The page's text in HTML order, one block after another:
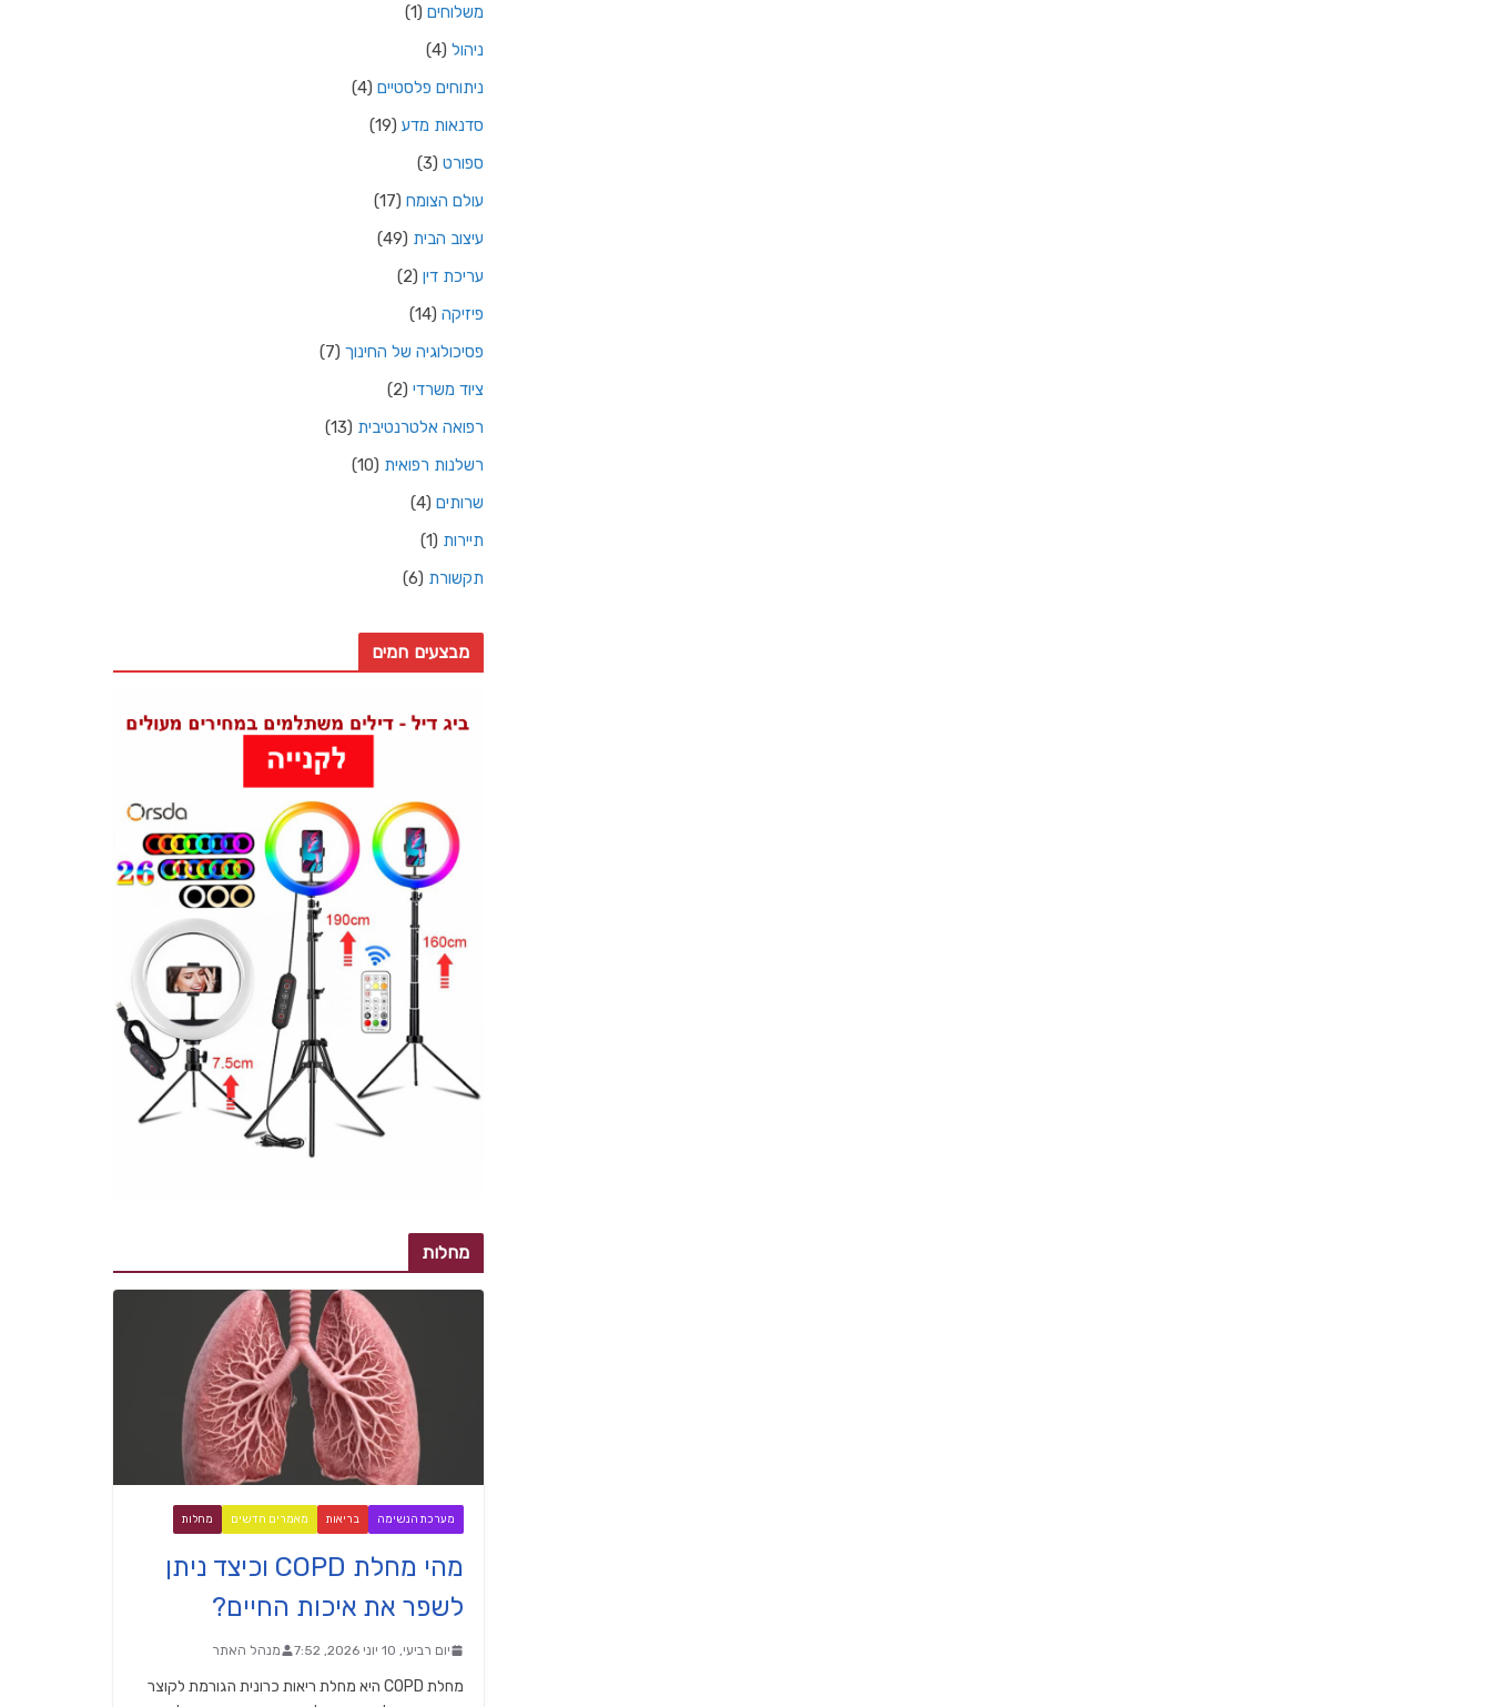
משלוחים (1)
ניהול (4)
ניתוחים פלסטיים (4)
סדנאות מדע (19)
ספורט (3)
עולם הצומח (17)
עיצוב הבית (49)
עריכת דין (2)
פיזיקה (14)
פסיכולוגיה של החינוך (7)
ציוד משרדי (2)
רפואה אלטרנטיבית (13)
רשלנות רפואית (10)
שרותים (4)
תיירות (1)
תקשורת (6)
מבצעים חמים
מחלות
מערכת הנשימה בריאות מאמרים חדשים מחלות
מהי מחלת COPD וכיצד ניתן
לשפר את איכות החיים?
יום רביעי, 10 יוני 2026, 7:52 מנהל האתר
מחלת COPD היא מחלת ריאות כרונית הגורמת לקוצר